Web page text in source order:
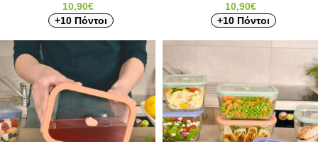
10,90€
+10 Πόντοι
10,90€
+10 Πόντοι